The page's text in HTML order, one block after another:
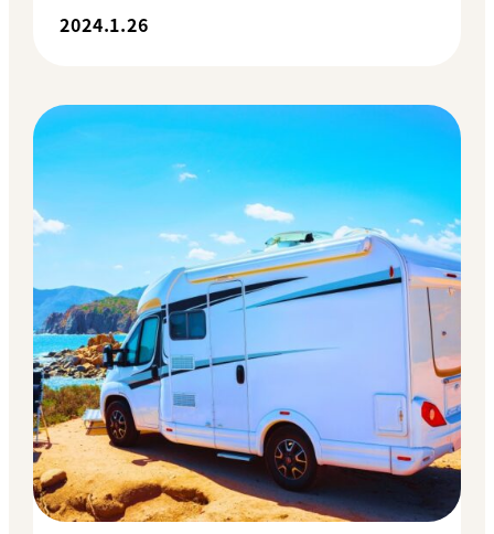
2024.1.26